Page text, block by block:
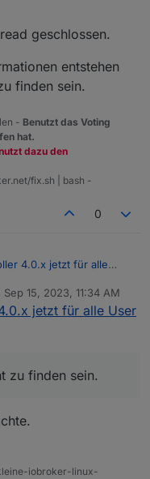
geschlossen.
entstehen
finden sein.
- Benutzt das Voting
hat.
dazu den
fix.sh | bash -
0
4.0.x jetzt für alle
m.E. unpinnen.
Informationen entstehen
Sep 15, 2023, 11:34 AM
by
jetzt für alle User
zu finden sein.
iobroker-linux-